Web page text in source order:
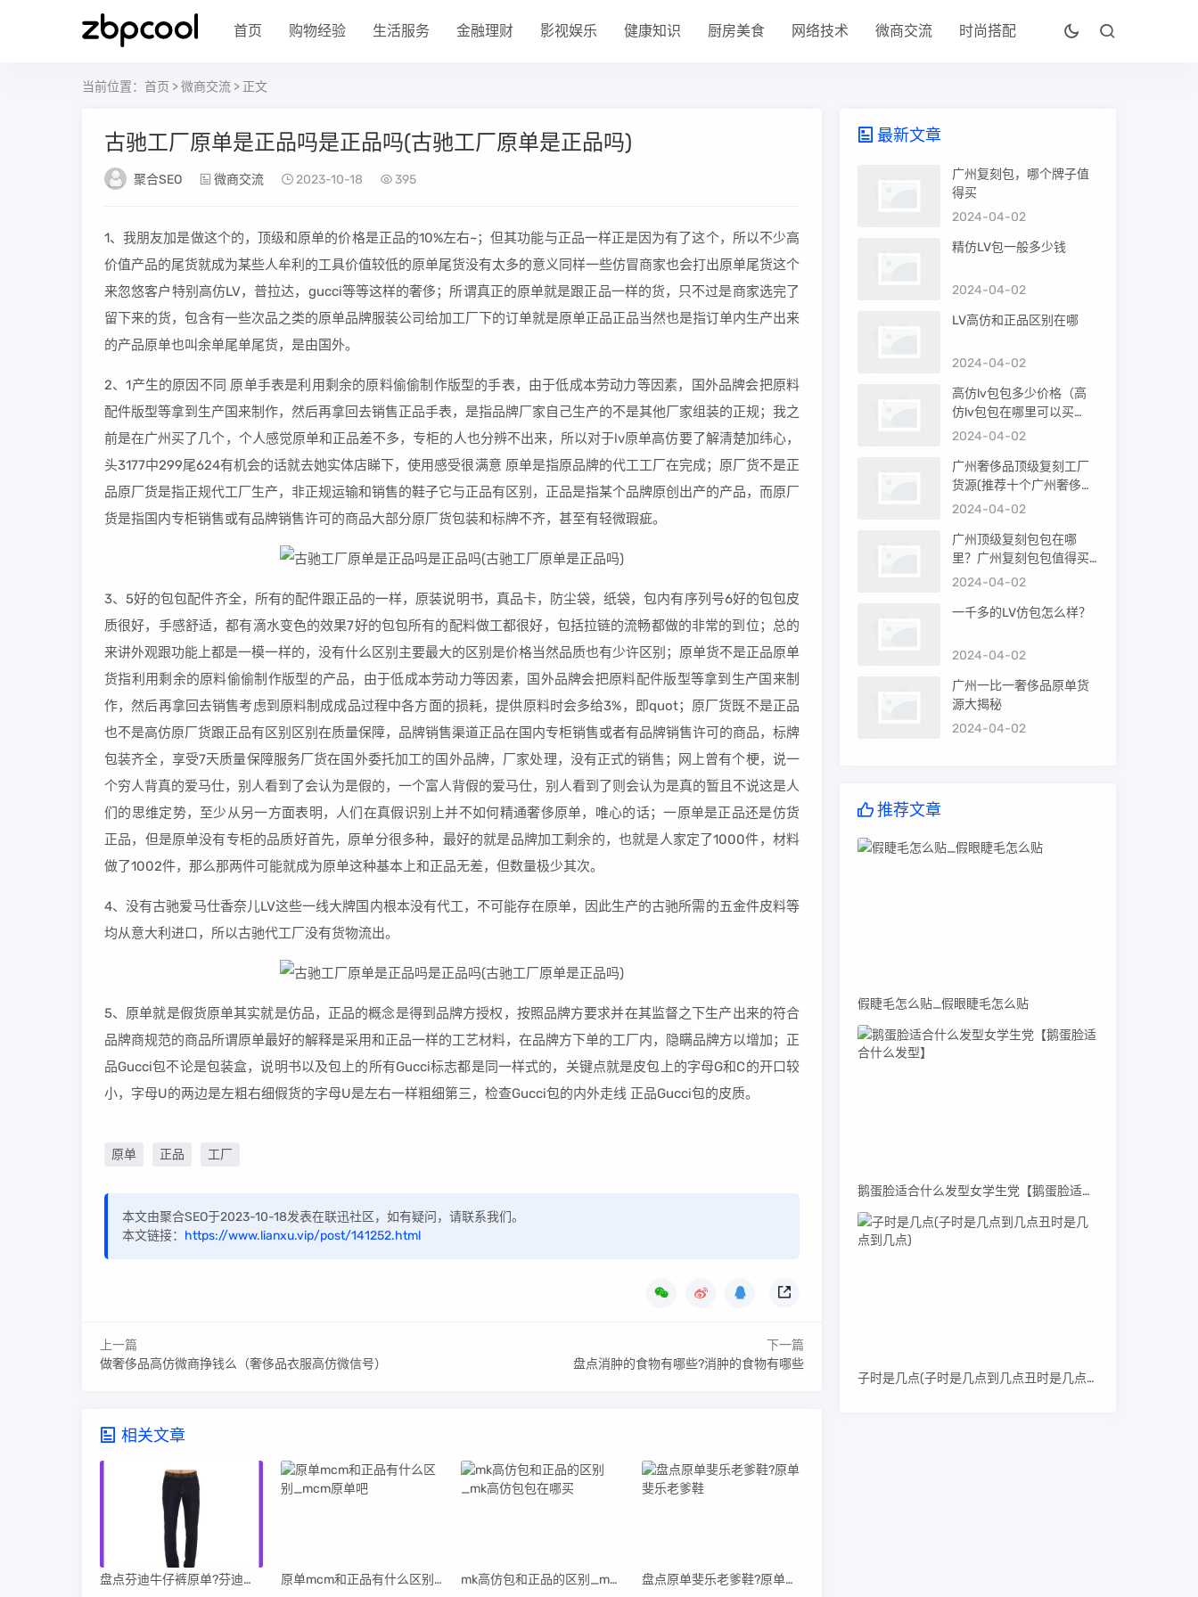
首页 购物经验 生活服务 金融理财 影视娱乐 健康知识 厨房美食 网络技术 微商交流 时尚搭配
当前位置： 首页 >微商交流 > 正文
古驰工厂原单是正品吗是正品吗(古驰工厂原单是正品吗)
聚合SEO 微商交流 2023-10-18 395
1、我朋友加是做这个的，顶级和原单的价格是正品的10%左右~；但其功能与正品一样正是因为有了这个，所以不少高
价值产品的尾货就成为某些人牟利的工具价值较低的原单尾货没有太多的意义同样一些仿冒商家也会打出原单尾货这个
来忽悠客户特别高仿LV，普拉达，gucci等等这样的奢侈；所谓真正的原单就是跟正品一样的货，只不过是商家选完了
留下来的货，包含有一些次品之类的原单品牌服装公司给加工厂下的订单就是原单正品正品当然也是指订单内生产出来
的产品原单也叫余单尾单尾货，是由国外。
2、1产生的原因不同 原单手表是利用剩余的原料偷偷制作版型的手表，由于低成本劳动力等因素，国外品牌会把原料
配件版型等拿到生产国来制作，然后再拿回去销售正品手表，是指品牌厂家自己生产的不是其他厂家组装的正规；我之
前是在广州买了几个，个人感觉原单和正品差不多，专柜的人也分辨不出来，所以对于lv原单高仿要了解清楚加纬心，
头3177中299尾624有机会的话就去她实体店睇下，使用感受很满意 原单是指原品牌的代工工厂在完成；原厂货不是正
品原厂货是指正规代工厂生产，非正规运输和销售的鞋子它与正品有区别，正品是指某个品牌原创出产的产品，而原厂
货是指国内专柜销售或有品牌销售许可的商品大部分原厂货包装和标牌不齐，甚至有轻微瑕疵。
3、5好的包包配件齐全，所有的配件跟正品的一样，原装说明书，真品卡，防尘袋，纸袋，包内有序列号6好的包包皮
质很好，手感舒适，都有滴水变色的效果7好的包包所有的配料做工都很好，包括拉链的流畅都做的非常的到位；总的
来讲外观跟功能上都是一模一样的，没有什么区别主要最大的区别是价格当然品质也有少许区别；原单货不是正品原单
货指利用剩余的原料偷偷制作版型的产品，由于低成本劳动力等因素，国外品牌会把原料配件版型等拿到生产国来制
作，然后再拿回去销售考虑到原料制成成品过程中各方面的损耗，提供原料时会多给3%，即quot；原厂货既不是正品
也不是高仿原厂货跟正品有区别区别在质量保障，品牌销售渠道正品在国内专柜销售或者有品牌销售许可的商品，标牌
包装齐全，享受7天质量保障服务厂货在国外委托加工的国外品牌，厂家处理，没有正式的销售；网上曾有个梗，说一
个穷人背真的爱马仕，别人看到了会认为是假的，一个富人背假的爱马仕，别人看到了则会认为是真的暂且不说这是人
们的思维定势，至少从另一方面表明，人们在真假识别上并不如何精通奢侈原单，唯心的话；一原单是正品还是仿货
正品，但是原单没有专柜的品质好首先，原单分很多种，最好的就是品牌加工剩余的，也就是人家定了1000件，材料
做了1002件，那么那两件可能就成为原单这种基本上和正品无差，但数量极少其次。
4、没有古驰爱马仕香奈儿LV这些一线大牌国内根本没有代工，不可能存在原单，因此生产的古驰所需的五金件皮料等
均从意大利进口，所以古驰代工厂没有货物流出。
5、原单就是假货原单其实就是仿品，正品的概念是得到品牌方授权，按照品牌方要求并在其监督之下生产出来的符合
品牌商规范的商品所谓原单最好的解释是采用和正品一样的工艺材料，在品牌方下单的工厂内，隐瞒品牌方以增加；正
品Gucci包不论是包装盒，说明书以及包上的所有Gucci标志都是同一样式的，关键点就是皮包上的字母G和C的开口较
小，字母U的两边是左粗右细假货的字母U是左右一样粗细第三，检查Gucci包的内外走线 正品Gucci包的皮质。
原单 正品 工厂
本文由聚合SEO于2023-10-18发表在联迅社区，如有疑问，请联系我们。
本文链接： https://www.lianxu.vip/post/141252.html
上一篇
做奢侈品高仿微商挣钱么（奢侈品衣服高仿微信号）
下一篇
盘点消肿的食物有哪些?消肿的食物有哪些
相关文章
盘点芬迪牛仔裤原单?芬迪牛仔裤原单 原单mcm和正品有什么区别_mcm原单吧 mk高仿包和正品的区别_mk高仿包包在哪买 盘点原单斐乐老爹鞋?原单斐乐老爹鞋
最新文章
广州复刻包，哪个牌子值
得买
2024-04-02
精仿LV包一般多少钱
2024-04-02
LV高仿和正品区别在哪
2024-04-02
高仿lv包包多少价格（高
仿lv包包在哪里可以买
到）
2024-04-02
广州奢侈品顶级复刻工厂
货源(推荐十个广州奢侈品
购买渠道)
2024-04-02
广州顶级复刻包包在哪
里？广州复刻包包值得买
吗？
2024-04-02
一千多的LV仿包怎么样？
2024-04-02
广州一比一奢侈品原单货
源大揭秘
2024-04-02
推荐文章
假睫毛怎么贴_假眼睫毛怎么贴
鹅蛋脸适合什么发型女学生党【鹅蛋脸适合什么发型】
子时是几点(子时是几点到几点丑时是几点到几点)